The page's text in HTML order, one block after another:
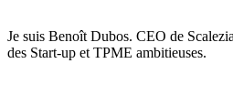
Je suis Benoît Dubos. CEO de
des Start-up et TPME ambitieuses.